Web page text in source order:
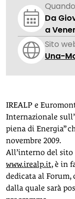
Quando
Da
a
Sito
Una-
IREALP e
Internazionale
piena di Energia”
novembre 2009.
All’interno del sito
www.irealp.it, è in
dedicata al Forum,
dalla quale sarà